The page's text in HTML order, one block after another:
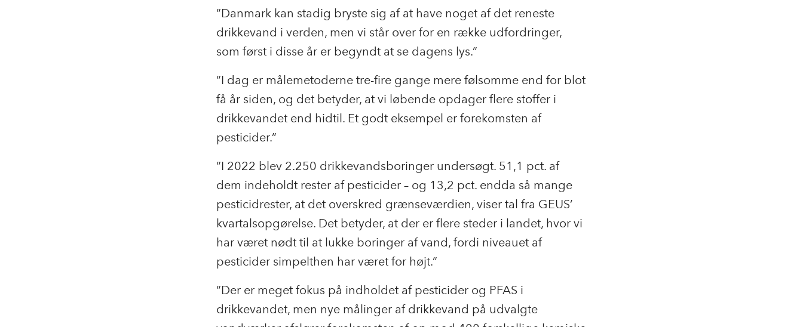
”Danmark kan stadig bryste sig af at have noget af det reneste
drikkevand i verden, men vi står over for en række udfordringer,
som først i disse år er begyndt at se dagens lys.”
”I dag er målemetoderne tre-fire gange mere følsomme end for blot
få år siden, og det betyder, at vi løbende opdager flere stoffer i
drikkevandet end hidtil. Et godt eksempel er forekomsten af
pesticider.”
”I 2022 blev 2.250 drikkevandsboringer undersøgt. 51,1 pct. af
dem indeholdt rester af pesticider – og 13,2 pct. endda så mange
pesticidrester, at det overskred grænseværdien, viser tal fra GEUS’
kvartalsopgørelse. Det betyder, at der er flere steder i landet, hvor vi
har været nødt til at lukke boringer af vand, fordi niveauet af
pesticider simpelthen har været for højt.”
”Der er meget fokus på indholdet af pesticider og PFAS i
drikkevandet, men nye målinger af drikkevand på udvalgte